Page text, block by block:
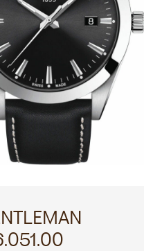
VIBER
9:00–18:00 +420 775 138 346